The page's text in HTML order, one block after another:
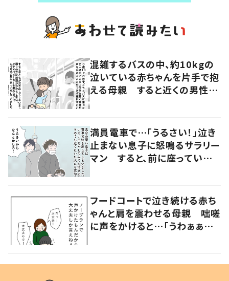
混雑するバスの中、約10kgの
泣いている赤ちゃんを片手で抱
える母親 すると近くの男性が
満員電車で…「うるさい！」泣き
止まない息子に怒鳴るサラリー
マン すると、前に座っていた
フードコートで泣き続ける赤ち
ゃんと肩を震わせる母親 咄嗟
に声をかけると…「うわぁぁぁ」